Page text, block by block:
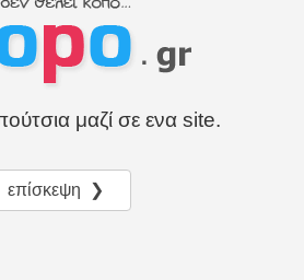
μαζί σε ενα site.
επίσκεψη ❯